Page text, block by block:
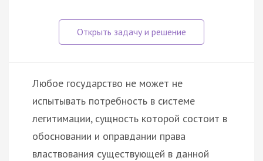
Любое государство не может не
испытывать потребность в системе
легитимации, сущность которой состоит в
обосновании и оправдании права
властвования существующей в данной